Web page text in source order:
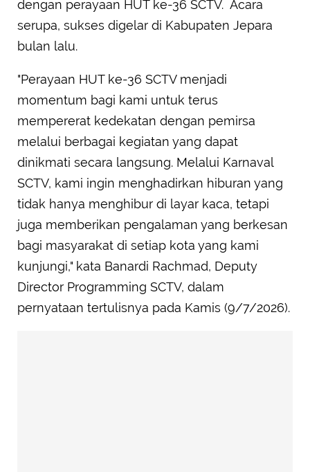
dengan perayaan HUT ke-36 SCTV. Acara
serupa, sukses digelar di Kabupaten Jepara
bulan lalu.
"Perayaan HUT ke-36 SCTV menjadi
momentum bagi kami untuk terus
mempererat kedekatan dengan pemirsa
melalui berbagai kegiatan yang dapat
dinikmati secara langsung. Melalui Karnaval
SCTV, kami ingin menghadirkan hiburan yang
tidak hanya menghibur di layar kaca, tetapi
juga memberikan pengalaman yang berkesan
bagi masyarakat di setiap kota yang kami
kunjungi," kata Banardi Rachmad, Deputy
Director Programming SCTV, dalam
pernyataan tertulisnya pada Kamis (9/7/2026).